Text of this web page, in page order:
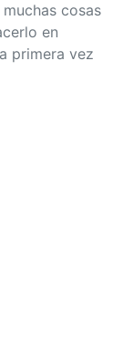
cosas
en
primera vez